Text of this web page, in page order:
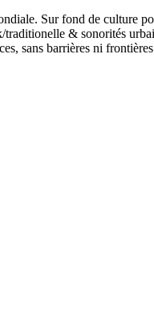
Sur fond de culture
& sonorités
sans barrières ni